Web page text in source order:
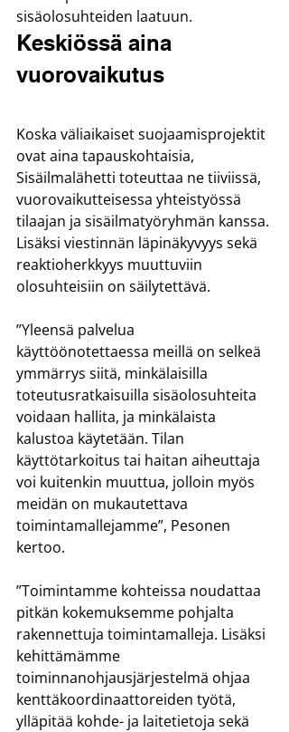
sisäolosuhteiden laatuun.
Keskiössä aina
vuorovaikutus
Koska väliaikaiset suojaamisprojektit
ovat aina tapauskohtaisia,
Sisäilmalähetti toteuttaa ne tiiviissä,
vuorovaikutteisessa yhteistyössä
tilaajan ja sisäilmatyöryhmän kanssa.
Lisäksi viestinnän läpinäkyvyys sekä
reaktioherkkyys muuttuviin
olosuhteisiin on säilytettävä.
”Yleensä palvelua
käyttöönotettaessa meillä on selkeä
ymmärrys siitä, minkälaisilla
toteutusratkaisuilla sisäolosuhteita
voidaan hallita, ja minkälaista
kalustoa käytetään. Tilan
käyttötarkoitus tai haitan aiheuttaja
voi kuitenkin muuttua, jolloin myös
meidän on mukautettava
toimintamallejamme”, Pesonen
kertoo.
”Toimintamme kohteissa noudattaa
pitkän kokemuksemme pohjalta
rakennettuja toimintamalleja. Lisäksi
kehittämämme
toiminnanohjausjärjestelmä ohjaa
kenttäkoordinaattoreiden työtä,
ylläpitää kohde- ja laitetietoja sekä